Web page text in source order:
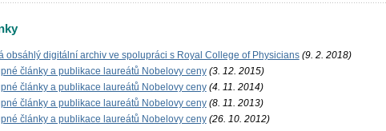
obsáhlý digitální archiv ve spolupráci s Royal College of Physicians (9. 2. 2018)
články a publikace laureátů Nobelovy ceny (3. 12. 2015)
články a publikace laureátů Nobelovy ceny (4. 11. 2014)
články a publikace laureátů Nobelovy ceny (8. 11. 2013)
články a publikace laureátů Nobelovy ceny (26. 10. 2012)